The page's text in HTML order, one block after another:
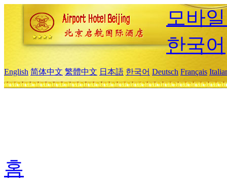
모바
한국어
English 简体中文 繁體中文 日本語 한국어 Deutsch Français
홈